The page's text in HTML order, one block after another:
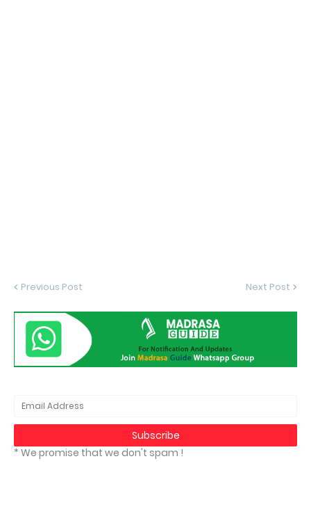
Previous Post Next Post
* We promise that we don't spam !